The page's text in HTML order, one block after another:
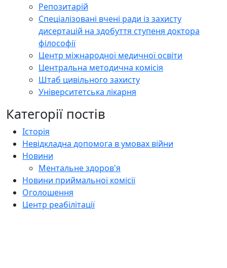
Репозитарій
Спеціалізовані вчені ради із захисту
дисертацій на здобуття ступеня доктора
філософії
Центр міжнародної медичної освіти
Центральна методична комісія
Штаб цивільного захисту
Університетська лікарня
Категорії постів
Історія
Невідкладна допомога в умовах війни
Новини
Ментальне здоров'я
Новини приймальної комісії
Оголошення
Центр реабілітації